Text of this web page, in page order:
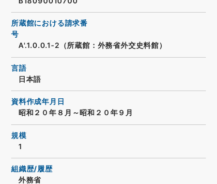
所蔵館における請求番
号
A'.1.0.0.1-2（所蔵館：外務省外交史料館）
言語
日本語
資料作成年月日
昭和２０年８月～昭和２０年９月
規模
1
組織歴/履歴
外務省